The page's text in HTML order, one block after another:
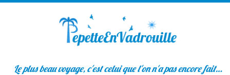
Le plus beau voyage, c'est celui que l'on n'a pas encore fait…